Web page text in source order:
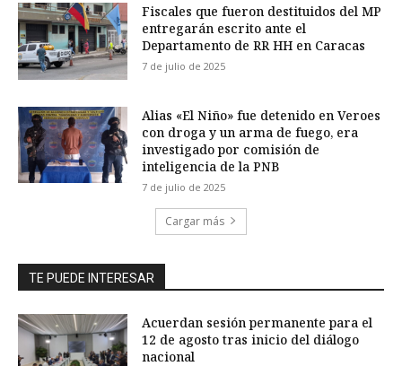
Fiscales que fueron destituidos del MP
entregarán escrito ante el
Departamento de RR HH en Caracas
7 de julio de 2025
Alias «El Niño» fue detenido en Veroes
con droga y un arma de fuego, era
investigado por comisión de
inteligencia de la PNB
7 de julio de 2025
Cargar más
TE PUEDE INTERESAR
Acuerdan sesión permanente para el
12 de agosto tras inicio del diálogo
nacional